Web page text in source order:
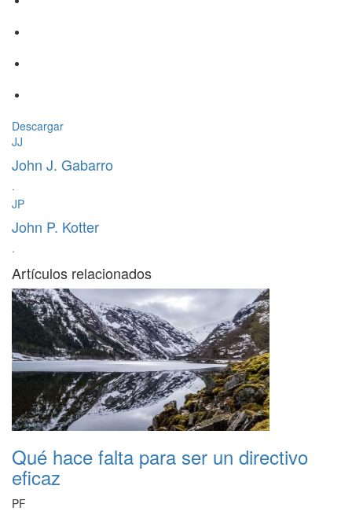
Descargar
JJ
John J. Gabarro
·
JP
John P. Kotter
·
Artículos relacionados
Qué hace falta para ser un directivo
eficaz
PF